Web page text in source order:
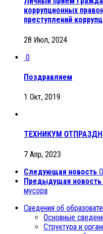
коррупционных
преступлений
28 Июл, 2024
0
Поздравляем
1 Окт, 2019
ТЕХНИКУМ
7 Апр, 2023
Следующая новость
Предыдущая новость
мусора
Сведения об
Основные
Структура и